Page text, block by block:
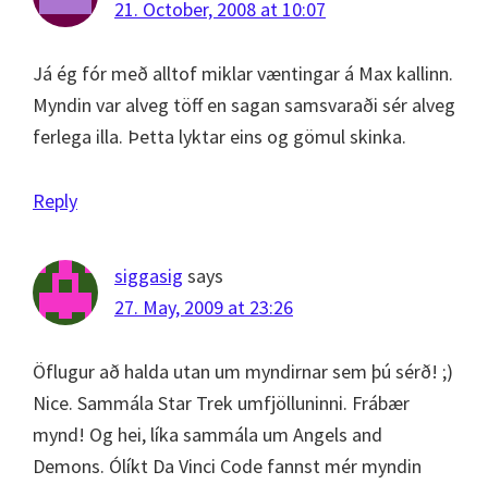
21. October, 2008 at 10:07
Já ég fór með alltof miklar væntingar á Max kallinn.
Myndin var alveg töff en sagan samsvaraði sér alveg
ferlega illa. Þetta lyktar eins og gömul skinka.
Reply
siggasig says
27. May, 2009 at 23:26
Öflugur að halda utan um myndirnar sem þú sérð! ;)
Nice. Sammála Star Trek umfjölluninni. Frábær
mynd! Og hei, líka sammála um Angels and
Demons. Ólíkt Da Vinci Code fannst mér myndin